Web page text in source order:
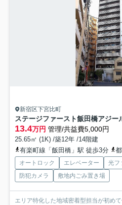
新宿区下宮比町
ステージファースト飯田橋アジー
13.4万円 管理/共益費5,000円
25.65㎡ (1K) /築12年 /14階建
有楽町線「飯田橋」駅 徒歩3分
都
オートロック エレベーター 光フ
防犯カメラ
敷地内ごみ置き場
エリア特化した地域密着型担当が初め